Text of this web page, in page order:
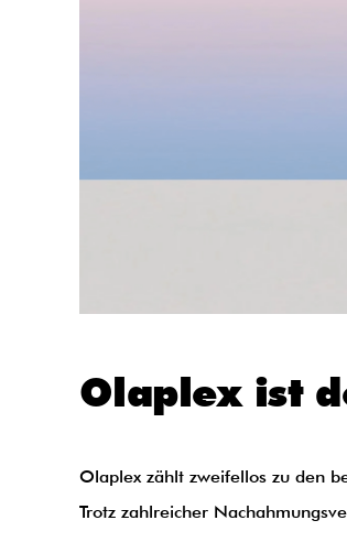
Olaplex ist
Olaplex zählt zweifellos zu den
Trotz zahlreicher